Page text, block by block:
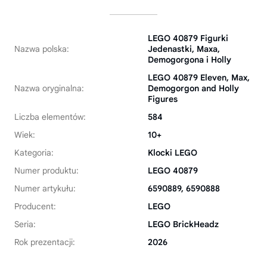
Nazwa polska:
LEGO 40879 Figurki
Jedenastki, Maxa,
Demogorgona i Holly
Nazwa oryginalna:
LEGO 40879 Eleven, Max,
Demogorgon and Holly
Figures
Liczba elementów:
584
Wiek:
10+
Kategoria:
Klocki LEGO
Numer produktu:
LEGO 40879
Numer artykułu:
6590889, 6590888
Producent:
LEGO
Seria:
LEGO BrickHeadz
Rok prezentacji:
2026